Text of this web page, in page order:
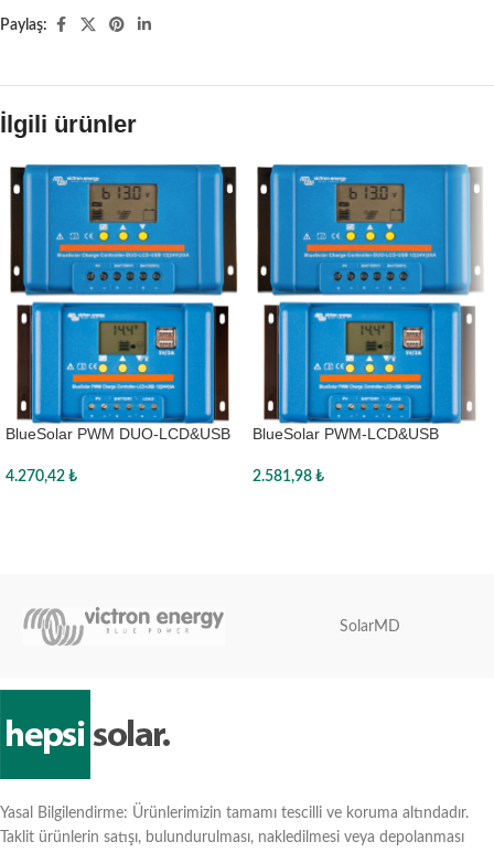
Paylaş:
İlgili ürünler
BlueSolar PWM DUO-LCD&USB
4.270,42 ₺
BlueSolar PWM-LCD&USB
2.581,98 ₺
SolarMD
Yasal Bilgilendirme: Ürünlerimizin tamamı tescilli ve koruma altındadır.
Taklit ürünlerin satışı, bulundurulması, nakledilmesi veya depolanması